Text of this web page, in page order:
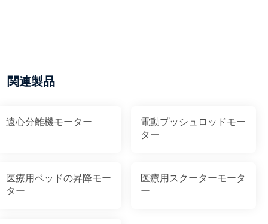
関連製品
遠心分離機モーター
電動プッシュロッドモー
ター
医療用ベッドの昇降モー
ター
医療用スクーターモータ
ー